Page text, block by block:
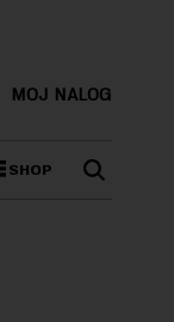
MOJ NALOG
SHOP